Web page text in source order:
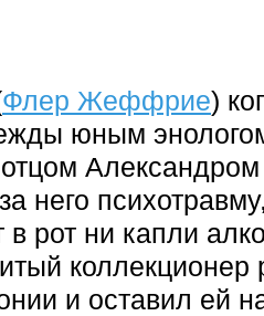
Флер Жеффрие)
юным
него
в рот ни капли
коллекционер
и оставил ей